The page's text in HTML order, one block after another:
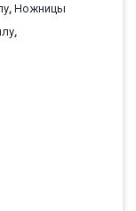
, Ножницы
,